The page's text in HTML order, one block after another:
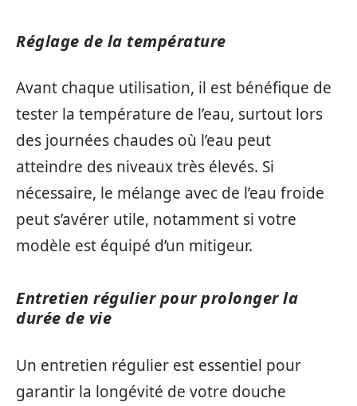
Réglage de la température
Avant chaque utilisation, il est bénéfique de
tester la température de l’eau, surtout lors
des journées chaudes où l’eau peut
atteindre des niveaux très élevés. Si
nécessaire, le mélange avec de l’eau froide
peut s’avérer utile, notamment si votre
modèle est équipé d’un mitigeur.
Entretien régulier pour prolonger la
durée de vie
Un entretien régulier est essentiel pour
garantir la longévité de votre douche